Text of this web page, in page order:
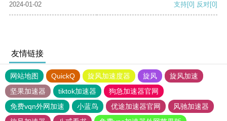
2024-01-02 支持[0] 反对[0]
友情链接
网站地图 QuickQ 旋风加速度器 旋风
旋风加速
坚果加速器
tiktok加速器
狗急加速器官网
免费vqn外网加速
小蓝鸟 优途加速器官网
风驰加速器